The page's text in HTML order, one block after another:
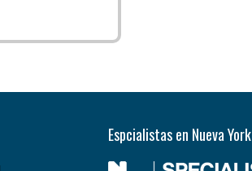
Espcialistas en Nueva York